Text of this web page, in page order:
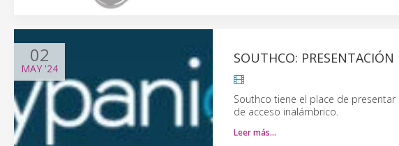
02
MAY '24
SOUTHCO:
Southco tiene el place de
de acceso inalámbrico.
Leer más…